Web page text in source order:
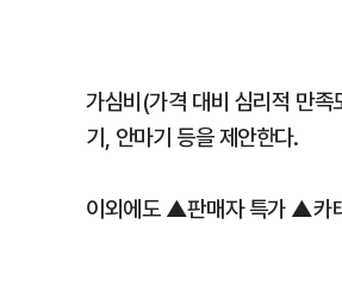
가심비(가격 대비 심리적 만
기, 안마기 등을 제안한다.
이외에도 ▲판매자 특가 ▲카